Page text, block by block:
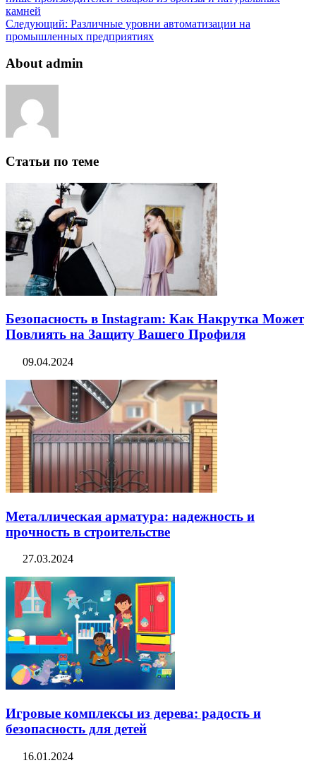
камней
Следующий: Различные уровни автоматизации на
промышленных предприятиях
About admin
Статьи по теме
Безопасность в Instagram: Как Накрутка Может
Повлиять на Защиту Вашего Профиля
09.04.2024
Металлическая арматура: надежность и
прочность в строительстве
27.03.2024
Игровые комплексы из дерева: радость и
безопасность для детей
16.01.2024